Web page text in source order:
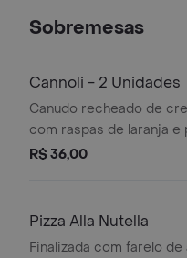
Sobremesas
Cannoli - 2 Unidades
Canudo recheado de
com raspas de laranja e
R$ 36,00
Pizza Alla Nutella
Finalizada com farelo de